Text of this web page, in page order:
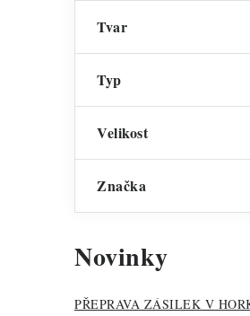
Tvar
Typ
Velikost
Značka
Novinky
PŘEPRAVA ZÁSILEK V